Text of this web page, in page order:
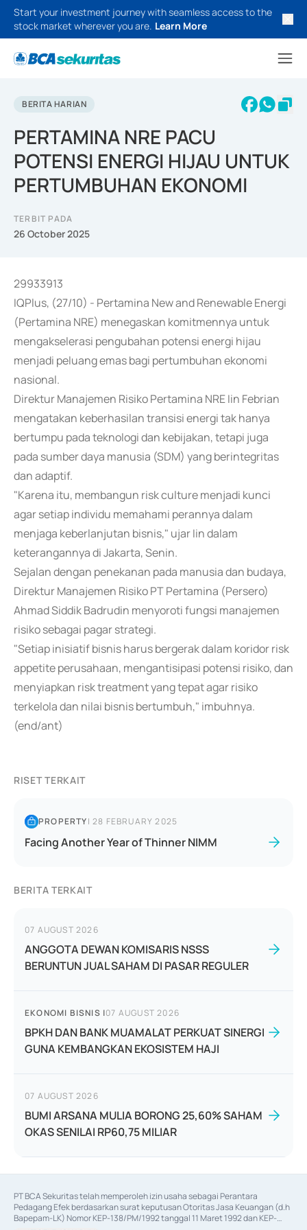
Start your investment journey with seamless access to the
stock market wherever you are. Learn More
BERITA HARIAN
PERTAMINA NRE PACU
POTENSI ENERGI HIJAU UNTUK
PERTUMBUHAN EKONOMI
TERBIT PADA
26 October 2025
29933913
IQPlus, (27/10) - Pertamina New and Renewable Energi
(Pertamina NRE) menegaskan komitmennya untuk
mengakselerasi pengubahan potensi energi hijau
menjadi peluang emas bagi pertumbuhan ekonomi
nasional.
Direktur Manajemen Risiko Pertamina NRE Iin Febrian
mengatakan keberhasilan transisi energi tak hanya
bertumpu pada teknologi dan kebijakan, tetapi juga
pada sumber daya manusia (SDM) yang berintegritas
dan adaptif.
"Karena itu, membangun risk culture menjadi kunci
agar setiap individu memahami perannya dalam
menjaga keberlanjutan bisnis," ujar Iin dalam
keterangannya di Jakarta, Senin.
Sejalan dengan penekanan pada manusia dan budaya,
Direktur Manajemen Risiko PT Pertamina (Persero)
Ahmad Siddik Badrudin menyoroti fungsi manajemen
risiko sebagai pagar strategi.
"Setiap inisiatif bisnis harus bergerak dalam koridor risk
appetite perusahaan, mengantisipasi potensi risiko, dan
menyiapkan risk treatment yang tepat agar risiko
terkelola dan nilai bisnis bertumbuh," imbuhnya.
(end/ant)
RISET TERKAIT
PROPERTY|28 FEBRUARY 2025
Facing Another Year of Thinner NIMM
BERITA TERKAIT
07 AUGUST 2026
ANGGOTA DEWAN KOMISARIS NSSS
BERUNTUN JUAL SAHAM DI PASAR REGULER
EKONOMI BISNIS |07 AUGUST 2026
BPKH DAN BANK MUAMALAT PERKUAT SINERGI
GUNA KEMBANGKAN EKOSISTEM HAJI
07 AUGUST 2026
BUMI ARSANA MULIA BORONG 25,60% SAHAM
OKAS SENILAI RP60,75 MILIAR
PT BCA Sekuritas telah memperoleh izin usaha sebagai Perantara
Pedagang Efek berdasarkan surat keputusan Otoritas Jasa Keuangan (d.h
Bapepam-LK) Nomor KEP-138/PM/1992 tanggal 11 Maret 1992 dan KEP-